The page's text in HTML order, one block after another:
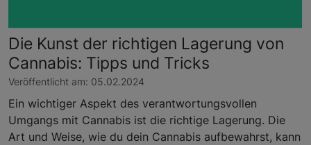
Die Kunst der richtigen Lagerung von
Cannabis: Tipps und Tricks
Veröffentlicht am: 05.02.2024
Ein wichtiger Aspekt des verantwortungsvollen
Umgangs mit Cannabis ist die richtige Lagerung. Die
Art und Weise, wie du dein Cannabis aufbewahrst, kann